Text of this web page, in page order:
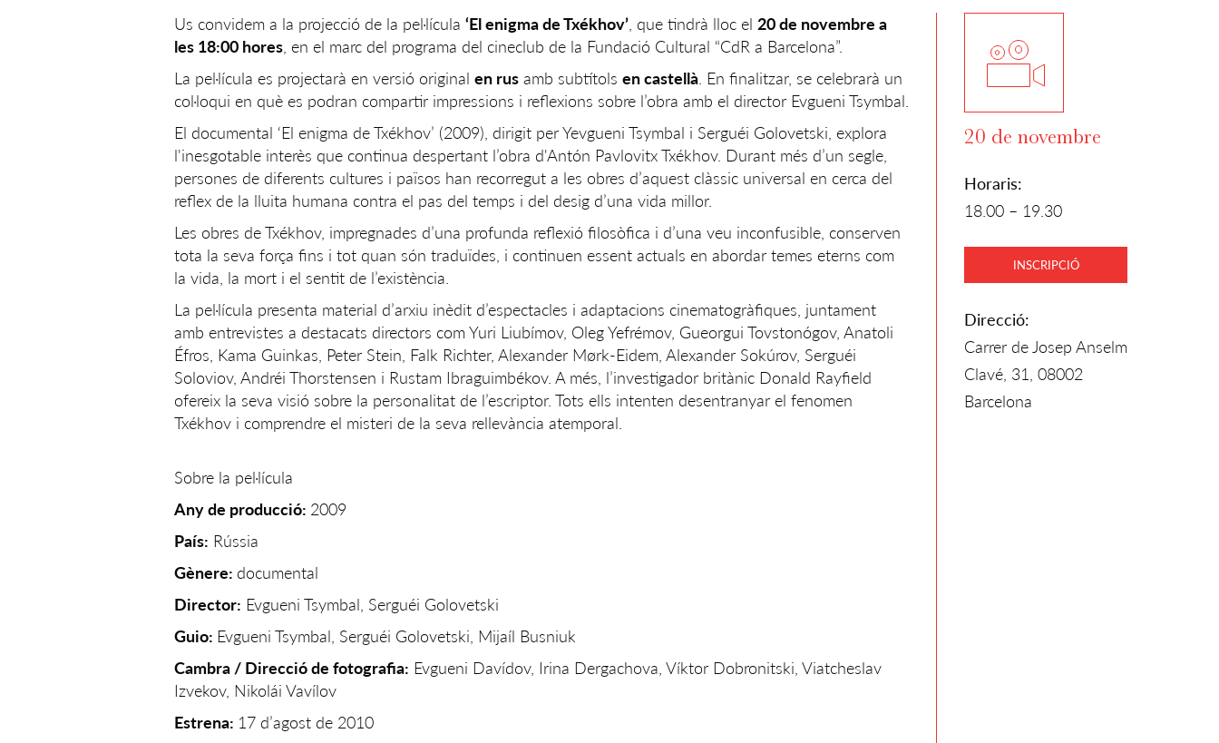
Us convidem a la projecció de la pel·lícula ‘El enigma de Txékhov’ , que tindrà lloc el 20 de novembre a
les 18:00 hores , en el marc del programa del cineclub de la Fundació Cultural “CdR a Barcelona”.
La pel·lícula es projectarà en versió original en rus amb subtítols en castellà . En finalitzar, se celebrarà un
col·loqui en què es podran compartir impressions i reflexions sobre l’obra amb el director Evgueni Tsymbal.
El documental ‘El enigma de Txékhov’ (2009), dirigit per Yevgueni Tsymbal i Serguéi Golovetski, explora
l'inesgotable interès que continua despertant l’obra d'Antón Pavlovitx Txékhov. Durant més d’un segle,
persones de diferents cultures i països han recorregut a les obres d’aquest clàssic universal en cerca del
reflex de la lluita humana contra el pas del temps i del desig d’una vida millor.
Les obres de Txékhov, impregnades d’una profunda reflexió filosòfica i d’una veu inconfusible, conserven
tota la seva força fins i tot quan són traduïdes, i continuen essent actuals en abordar temes eterns com
la vida, la mort i el sentit de l’existència.
La pel·lícula presenta material d’arxiu inèdit d’espectacles i adaptacions cinematogràfiques, juntament
amb entrevistes a destacats directors com Yuri Liubímov, Oleg Yefrémov, Gueorgui Tovstonógov, Anatoli
Éfros, Kama Guinkas, Peter Stein, Falk Richter, Alexander Mørk-Eidem, Alexander Sokúrov, Serguéi
Soloviov, Andréi Thorstensen i Rustam Ibraguimbékov. A més, l’investigador britànic Donald Rayfield
ofereix la seva visió sobre la personalitat de l’escriptor. Tots ells intenten desentranyar el fenomen
Txékhov i comprendre el misteri de la seva rellevància atemporal.
Sobre la pel·lícula
Any de producció: 2009
País: Rússia
Gènere: documental
Director: Evgueni Tsymbal, Serguéi Golovetski
Guio: Evgueni Tsymbal, Serguéi Golovetski, Mijaíl Busniuk
Cambra / Direcció de fotografia: Evgueni Davídov, Irina Dergachova, Víktor Dobronitski, Viatcheslav
Izvekov, Nikolái Vavílov
Estrena: 17 d’agost de 2010
20 de novembre
Horaris:
18.00 – 19.30
INSCRIPCIÓ
Direcció:
Carrer de Josep Anselm
Clavé, 31, 08002
Barcelona